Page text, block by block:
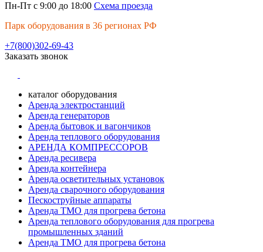
Пн-Пт с 9:00 до 18:00 Схема проезда
Парк оборудования в 36 регионах РФ
+7(800)302-69-43
Заказать звонок
каталог оборудования
Аренда электростанций
Аренда генераторов
Аренда бытовок и вагончиков
Аренда теплового оборудования
АРЕНДА КОМПРЕССОРОВ
Аренда ресивера
Аренда контейнера
Аренда осветительных установок
Аренда сварочного оборудования
Пескоструйные аппараты
Аренда ТМО для прогрева бетона
Аренда теплового оборудования для прогрева
промышленных зданий
Аренда ТМО для прогрева бетона